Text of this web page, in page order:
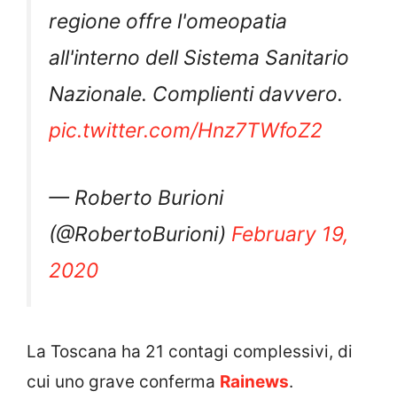
regione offre l'omeopatia
all'interno dell Sistema Sanitario
Nazionale. Complienti davvero.
pic.twitter.com/Hnz7TWfoZ2
— Roberto Burioni
(@RobertoBurioni) February 19,
2020
La Toscana ha 21 contagi complessivi, di
cui uno grave conferma Rainews.